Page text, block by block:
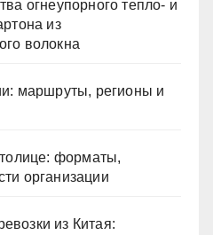
огнеупорного тепло- и
из
волокна
маршруты, регионы и
форматы,
организации
из Китая: